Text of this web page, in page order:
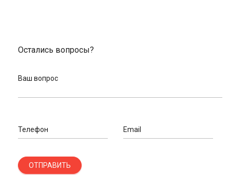
Остались вопросы?
Ваш вопрос
Телефон Email
ОТПРАВИТЬ